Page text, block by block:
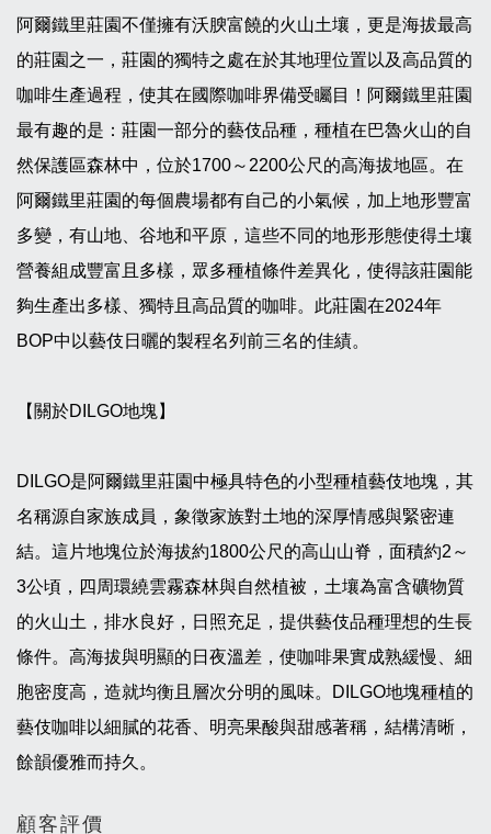
阿爾鐵里莊園不僅擁有沃腴富饒的火山土壤，更是海拔最高
的莊園之一，莊園的獨特之處在於其地理位置以及高品質的
咖啡生產過程，使其在國際咖啡界備受矚目！阿爾鐵里莊園
最有趣的是：莊園一部分的藝伎品種，種植在巴魯火山的自
然保護區森林中，位於1700～2200公尺的高海拔地區。在
阿爾鐵里莊園的每個農場都有自己的小氣候，加上地形豐富
多變，有山地、谷地和平原，這些不同的地形形態使得土壤
營養組成豐富且多樣，眾多種植條件差異化，使得該莊園能
夠生產出多樣、獨特且高品質的咖啡。此莊園在2024年
BOP中以藝伎日曬的製程名列前三名的佳績。
【關於DILGO地塊】
DILGO是阿爾鐵里莊園中極具特色的小型種植藝伎地塊，其
名稱源自家族成員，象徵家族對土地的深厚情感與緊密連
結。這片地塊位於海拔約1800公尺的高山山脊，面積約2～
3公頃，四周環繞雲霧森林與自然植被，土壤為富含礦物質
的火山土，排水良好，日照充足，提供藝伎品種理想的生長
條件。高海拔與明顯的日夜溫差，使咖啡果實成熟緩慢、細
胞密度高，造就均衡且層次分明的風味。DILGO地塊種植的
藝伎咖啡以細膩的花香、明亮果酸與甜感著稱，結構清晰，
餘韻優雅而持久。
顧客評價